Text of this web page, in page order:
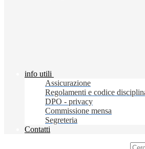
info utili
Assicurazione
Regolamenti e codice
DPO - privacy
Commissione mensa
Segreteria
Contatti